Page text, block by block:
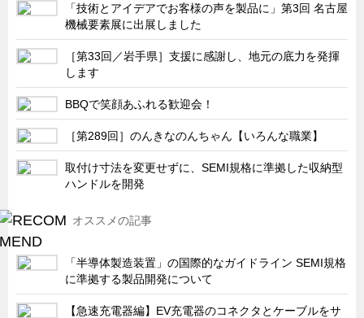
SDGs配慮・脱炭素
省力化製品
配電盤・分電盤・キュービクル
医療・福祉・介護関連
ロボット・自動化装置関連
二次電池関連
EV・PHEV充電器関連
農業関連
共同溝・無電柱化関連
サーバーラック・エンクロジャー
「技術とアイデアでお客様の声を製品に」第3回 名古屋
機械要素展に出展しました
［第33回／岩手県］支援に感謝し、地元の底力を発揮
します
BBQで笑顔あふれる歓迎会！
［第289回］のんきなのんちゃん【いろんな職業】
取付け寸法を変更せずに、SEMI規格に準拠した収納型
ハンドルを開発
オススメの記事
「半導体製造装置」の国際的なガイドライン SEMI規格
に準拠する製品開発について
【急速充電器編】EV充電器のコネクタとケーブルをサ